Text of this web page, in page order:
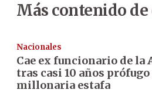
Más contenido de
Nacionales
Cae ex funcionario de la
tras casi 10 años
millonaria estafa